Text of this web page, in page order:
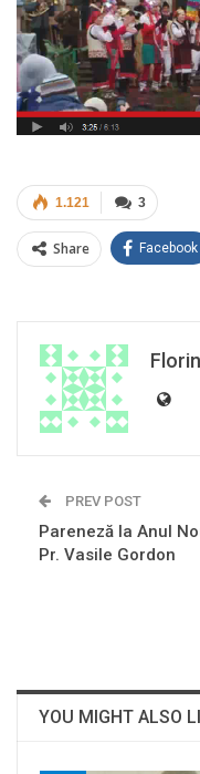
3
1.121
Share Facebook
PREV POST
Pareneză la Anul
Pr. Vasile Gordon
YOU MIGHT ALSO